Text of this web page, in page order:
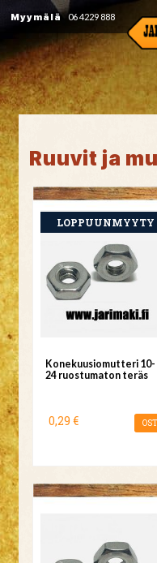
Myymälä 06 4229 888
Ruuvit ja
Konekuusiomutteri 10-
24 ruostumaton teräs
0,29 €